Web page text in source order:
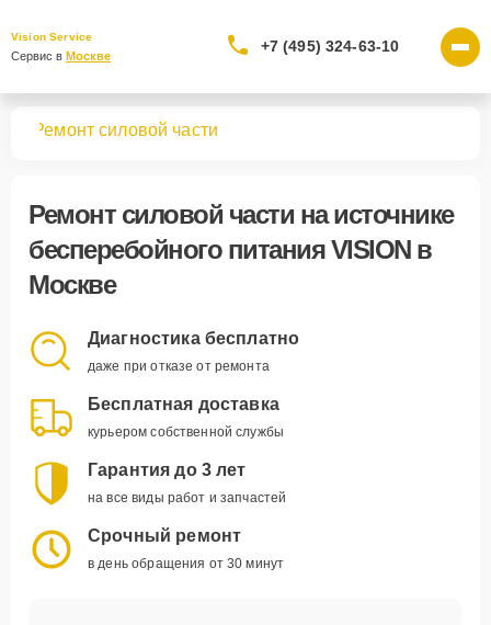
Vision Service
Сервис в Москве
+7 (495) 324-63-10
Ремонт силовой части
Ремонт силовой части на источнике
бесперебойного питания VISION в
Москве
Диагностика бесплатно
даже при отказе от ремонта
Бесплатная доставка
курьером собственной службы
Гарантия до 3 лет
на все виды работ и запчастей
Срочный ремонт
в день обращения от 30 минут